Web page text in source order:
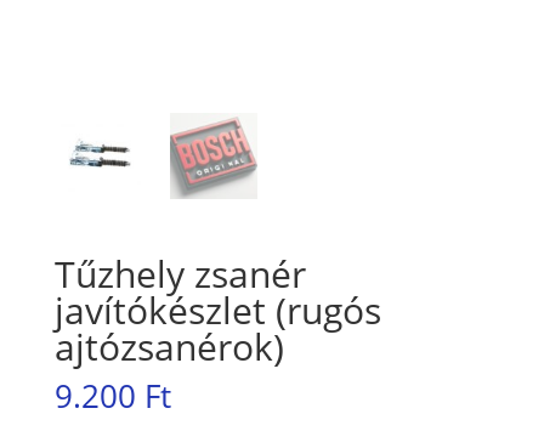
Tűzhely zsanér
javítókészlet (rugós
ajtózsanérok)
9.200 Ft